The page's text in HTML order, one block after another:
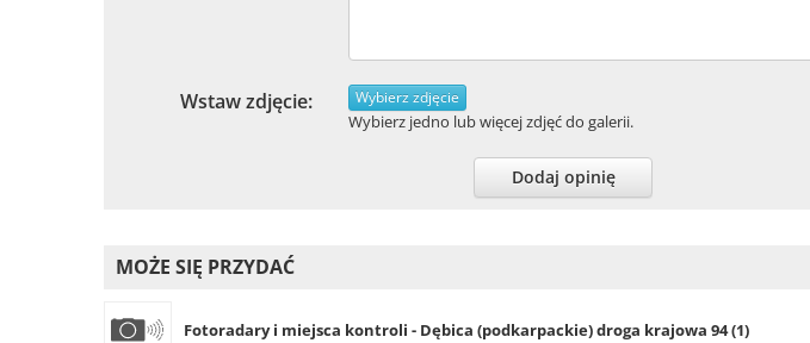
Wstaw zdjęcie: Wybierz zdjęcie
Wybierz jedno lub więcej zdjęć do galerii.
Dodaj opinię
MOŻE SIĘ PRZYDAĆ
Fotoradary i miejsca kontroli - Dębica (podkarpackie) droga krajowa 94 (1)